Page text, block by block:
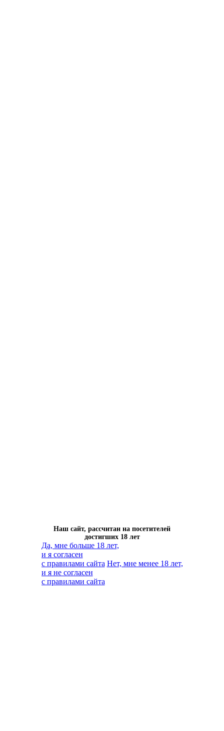
Наш сайт, рассчитан на посетителей
достигших 18 лет
Да, мне больше 18 лет,
и я согласен
с правилами сайта Нет, мне менее 18 лет,
и я не согласен
с правилами сайта